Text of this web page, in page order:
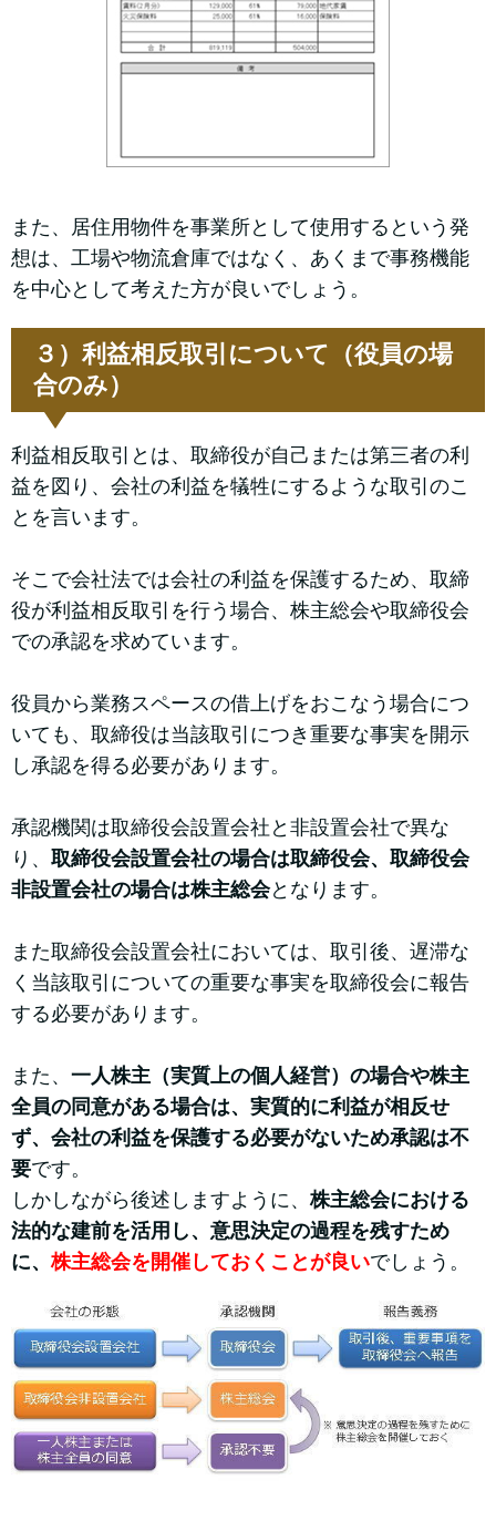
また、居住用物件を事業所として使用するという発
想は、工場や物流倉庫ではなく、あくまで事務機能
を中心として考えた方が良いでしょう。
３）利益相反取引について（役員の場
合のみ）
利益相反取引とは、取締役が自己または第三者の利
益を図り、会社の利益を犠牲にするような取引のこ
とを言います。
そこで会社法では会社の利益を保護するため、取締
役が利益相反取引を行う場合、株主総会や取締役会
での承認を求めています。
役員から業務スペースの借上げをおこなう場合につ
いても、取締役は当該取引につき重要な事実を開示
し承認を得る必要があります。
承認機関は取締役会設置会社と非設置会社で異な
り、 取締役会設置会社の場合は取締役会、取締役会
非設置会社の場合は株主総会となります。
また取締役会設置会社においては、取引後、遅滞な
く当該取引についての重要な事実を取締役会に報告
する必要があります。
また、 一人株主（実質上の個人経営）の場合や株主
全員の同意がある場合は、実質的に利益が相反せ
ず、会社の利益を保護する必要がないため承認は不
要です。
しかしながら後述しますように、株主総会における
法的な建前を活用し、意思決定の過程を残すため
に、株主総会を開催しておくことが良いでしょう。